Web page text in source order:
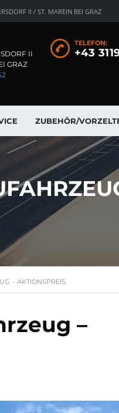
II / ST. MAREIN BEI GRAZ
TELEFON:
+43
II
GRAZ
ZUBEHÖR/
– AKTIONSPREIS
–